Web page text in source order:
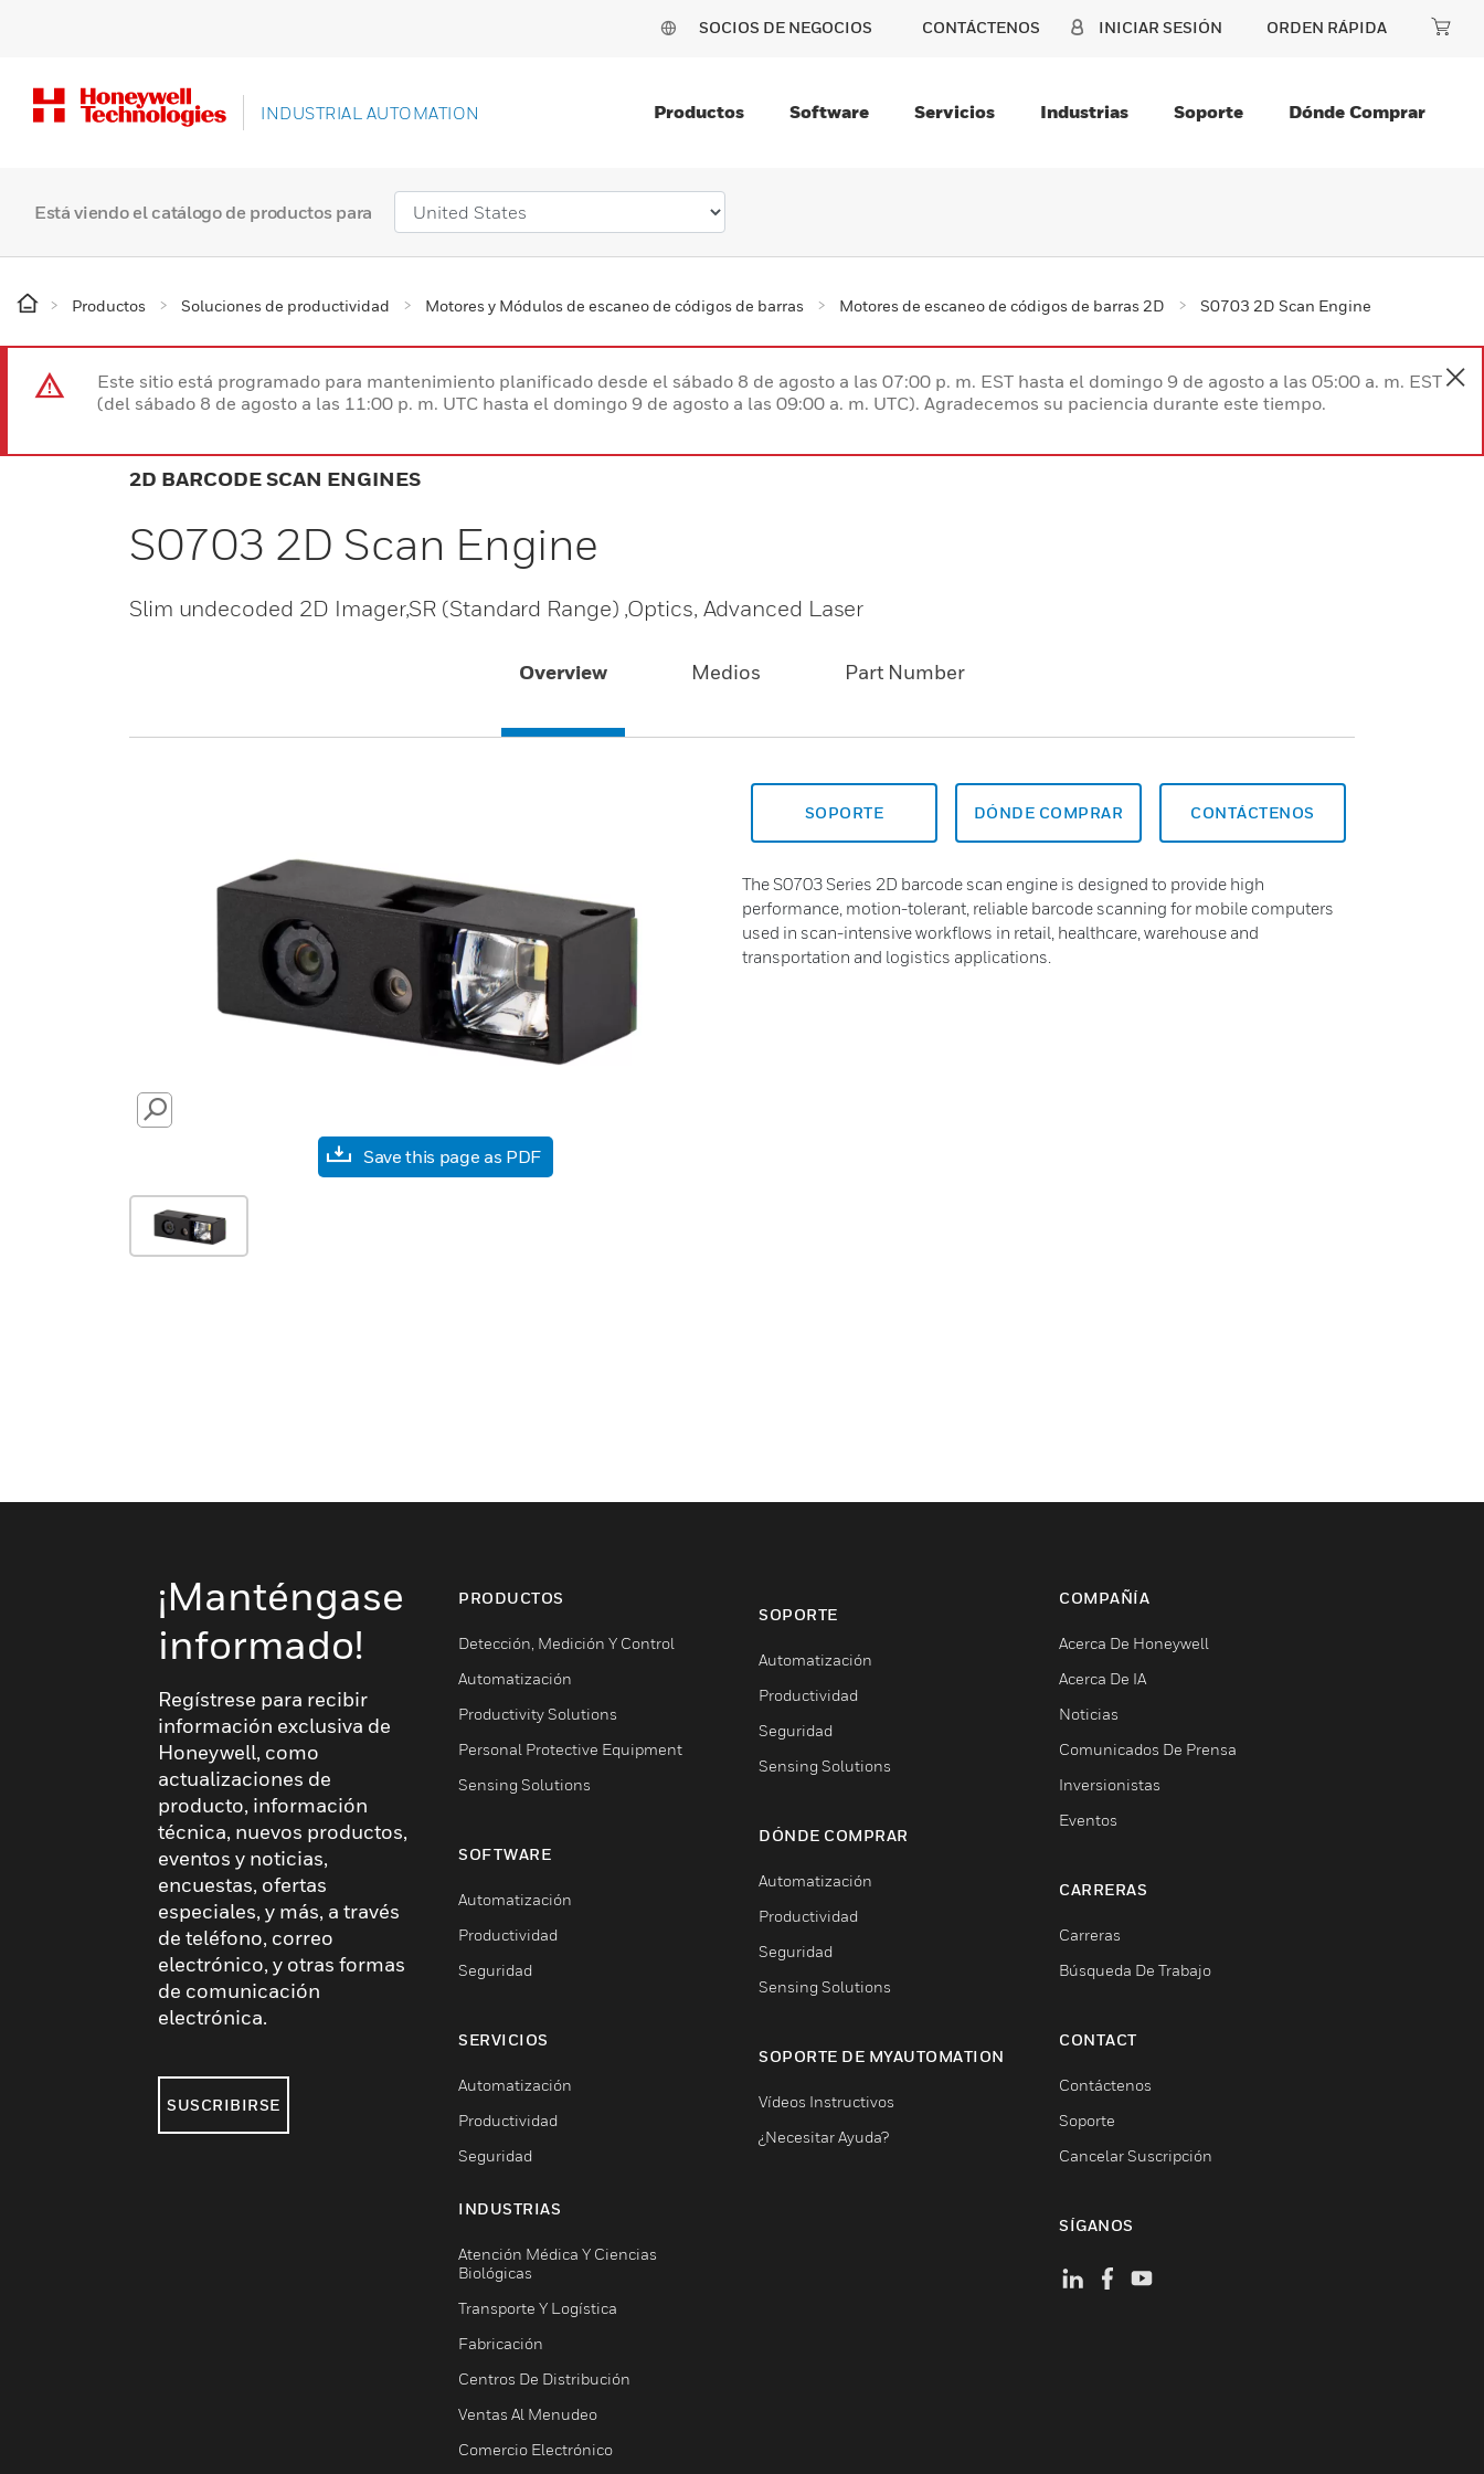
SOCIOS DE NEGOCIOS CONTÁCTENOS INICIAR SESIÓN ORDEN RÁPIDA
INDUSTRIAL AUTOMATION Productos Software Servicios Industrias Soporte Dónde Comprar
Está viendo el catálogo de productos para
Productos Soluciones de productividad Motores y Módulos de escaneo de códigos de barras Motores de escaneo de códigos de barras 2D S0703 2D Scan Engine
Este sitio está programado para mantenimiento planificado desde el sábado 8 de agosto a las 07:00 p. m. EST hasta el domingo 9 de agosto a las 05:00 a. m. EST
(del sábado 8 de agosto a las 11:00 p. m. UTC hasta el domingo 9 de agosto a las 09:00 a. m. UTC). Agradecemos su paciencia durante este tiempo.
2D BARCODE SCAN ENGINES
S0703 2D Scan Engine
Slim undecoded 2D Imager,SR (Standard Range) ,Optics, Advanced Laser
Overview Medios Part Number
SEARCH
Save this page as PDF
SOPORTE DÓNDE COMPRAR CONTÁCTENOS
The S0703 Series 2D barcode scan engine is designed to provide high
performance, motion-tolerant, reliable barcode scanning for mobile computers
used in scan-intensive workflows in retail, healthcare, warehouse and
transportation and logistics applications.
¡Manténgase
informado!
Regístrese para recibir
información exclusiva de
Honeywell, como
actualizaciones de
producto, información
técnica, nuevos productos,
eventos y noticias,
encuestas, ofertas
especiales, y más, a través
de teléfono, correo
electrónico, y otras formas
de comunicación
electrónica.
SUSCRIBIRSE
PRODUCTOS
Detección, Medición Y Control
Automatización
Productivity Solutions
Personal Protective Equipment
Sensing Solutions
SOFTWARE
Automatización
Productividad
Seguridad
SERVICIOS
Automatización
Productividad
Seguridad
INDUSTRIAS
Atención Médica Y Ciencias
Biológicas
Transporte Y Logística
Fabricación
Centros De Distribución
Ventas Al Menudeo
Comercio Electrónico
SOPORTE
Automatización
Productividad
Seguridad
Sensing Solutions
DÓNDE COMPRAR
Automatización
Productividad
Seguridad
Sensing Solutions
SOPORTE DE MYAUTOMATION
Vídeos Instructivos
¿Necesitar Ayuda?
COMPAÑÍA
Acerca De Honeywell
Acerca De IA
Noticias
Comunicados De Prensa
Inversionistas
Eventos
CARRERAS
Carreras
Búsqueda De Trabajo
CONTACT
Contáctenos
Soporte
Cancelar Suscripción
SÍGANOS